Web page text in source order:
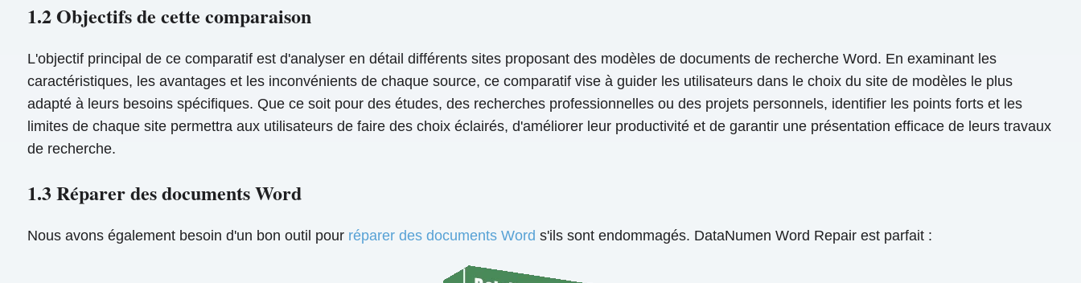
1.2 Objectifs de cette comparaison
L'objectif principal de ce comparatif est d'analyser en détail différents sites proposant des modèles de documents de recherche Word. En examinant les
caractéristiques, les avantages et les inconvénients de chaque source, ce comparatif vise à guider les utilisateurs dans le choix du site de modèles le plus
adapté à leurs besoins spécifiques. Que ce soit pour des études, des recherches professionnelles ou des projets personnels, identifier les points forts et les
limites de chaque site permettra aux utilisateurs de faire des choix éclairés, d'améliorer leur productivité et de garantir une présentation efficace de leurs travaux
de recherche.
1.3 Réparer des documents Word
Nous avons également besoin d'un bon outil pour réparer des documents Word s'ils sont endommagés. DataNumen Word Repair est parfait :